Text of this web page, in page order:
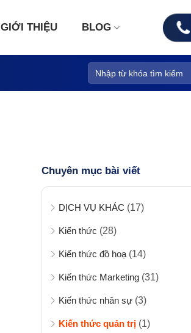
GIỚI THIỆU BLOG
Chuyên mục bài viết
DỊCH VỤ KHÁC (17)
Kiến thức (28)
Kiến thức đồ hoạ (14)
Kiến thức Marketing (31)
Kiến thức nhân sự (3)
Kiến thức quản trị (1)